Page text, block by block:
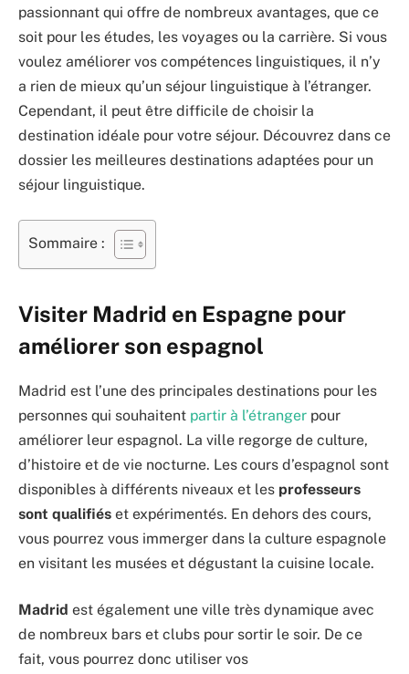
passionnant qui offre de nombreux avantages, que ce
soit pour les études, les voyages ou la carrière. Si vous
voulez améliorer vos compétences linguistiques, il n’y
a rien de mieux qu’un séjour linguistique à l’étranger.
Cependant, il peut être difficile de choisir la
destination idéale pour votre séjour. Découvrez dans ce
dossier les meilleures destinations adaptées pour un
séjour linguistique.
Sommaire :
Visiter Madrid en Espagne pour
améliorer son espagnol
Madrid est l’une des principales destinations pour les
personnes qui souhaitent partir à l’étranger pour
améliorer leur espagnol. La ville regorge de culture,
d’histoire et de vie nocturne. Les cours d’espagnol sont
disponibles à différents niveaux et les professeurs
sont qualifiés et expérimentés. En dehors des cours,
vous pourrez vous immerger dans la culture espagnole
en visitant les musées et dégustant la cuisine locale.
Madrid est également une ville très dynamique avec
de nombreux bars et clubs pour sortir le soir. De ce
fait, vous pourrez donc utiliser vos